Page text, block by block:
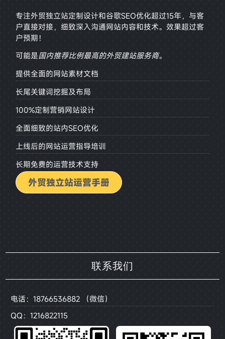
专注外贸独立站定制设计和谷歌SEO优化超过15年，与客
户直接对接， 细致深入沟通网站内容和技术。效果超过客
户预期！
可能是国内推荐比例最高的外贸建站服务商。
提供全面的网站素材文档
长尾关键词挖掘及布局
100%定制营销网站设计
全面细致的站内SEO优化
上线后的网站运营指导培训
长期免费的运营技术支持
外贸独立站运营手册
联系我们
电话：18766536882 （微信）
QQ：1216822115